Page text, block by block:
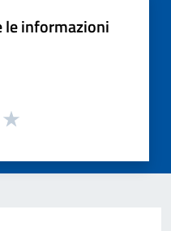
le informazioni